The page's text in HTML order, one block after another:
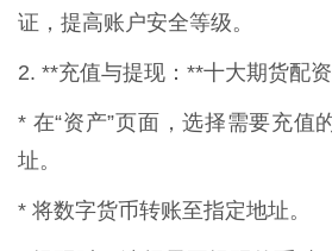
证，提高账户安全等级。
2. **充值与提现：**十大期货配
* 在“资产”页面，选择需要充值
址。
* 将数字货币转账至指定地址。